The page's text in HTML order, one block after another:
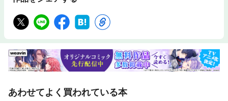
あわせてよく買われている本